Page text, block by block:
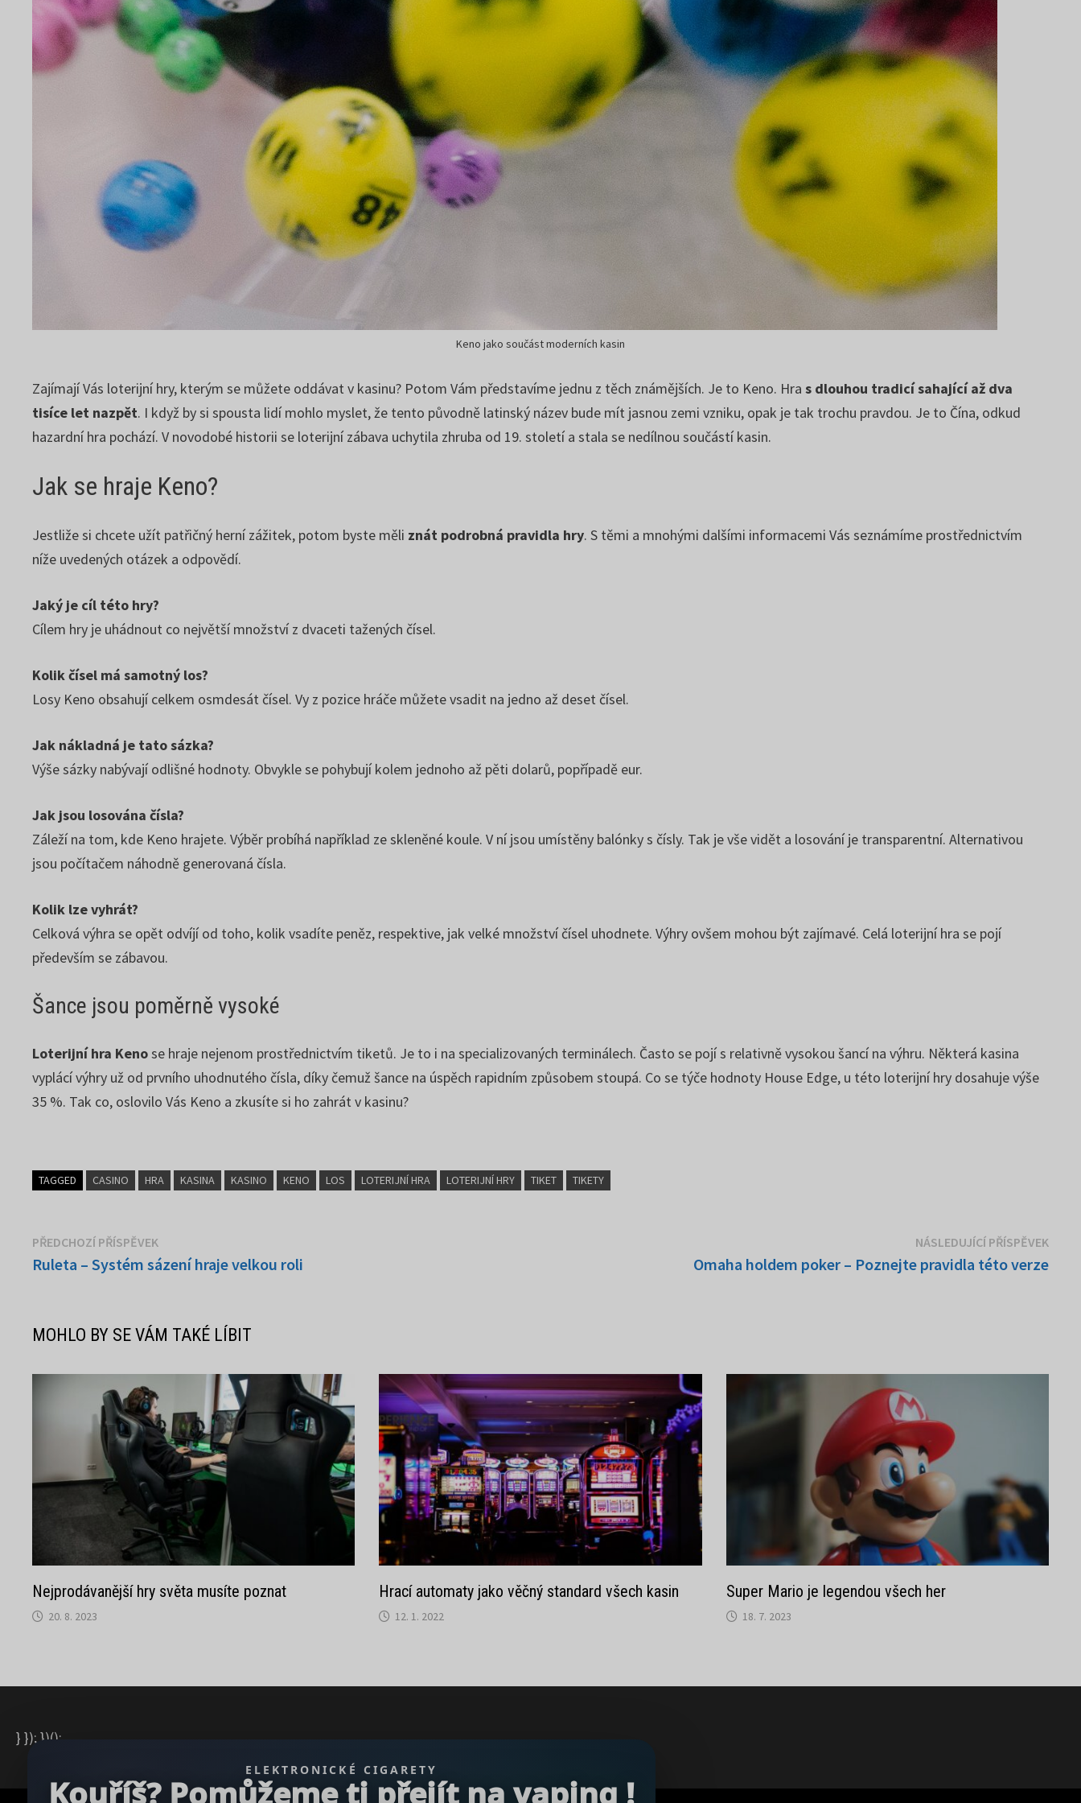
Keno jako součást moderních kasin
Zajímají Vás loterijní hry, kterým se můžete oddávat v kasinu? Potom Vám představíme jednu z těch známějších. Je to Keno. Hras dlouhou tradicí sahající až dva
tisíce let nazpět. I když by si spousta lidí mohlo myslet, že tento původně latinský název bude mít jasnou zemi vzniku, opak je tak trochu pravdou. Je to Čína, odkud
hazardní hra pochází. V novodobé historii se loterijní zábava uchytila zhruba od 19. století a stala se nedílnou součástí kasin.
Jak se hraje Keno?
Jestliže si chcete užít patřičný herní zážitek, potom byste měli znát podrobná pravidla hry. S těmi a mnohými dalšími informacemi Vás seznámíme prostřednictvím
níže uvedených otázek a odpovědí.
Jaký je cíl této hry?
Cílem hry je uhádnout co největší množství z dvaceti tažených čísel.
Kolik čísel má samotný los?
Losy Keno obsahují celkem osmdesát čísel. Vy z pozice hráče můžete vsadit na jedno až deset čísel.
Jak nákladná je tato sázka?
Výše sázky nabývají odlišné hodnoty. Obvykle se pohybují kolem jednoho až pěti dolarů, popřípadě eur.
Jak jsou losována čísla?
Záleží na tom, kde Keno hrajete. Výběr probíhá například ze skleněné koule. V ní jsou umístěny balónky s čísly. Tak je vše vidět a losování je transparentní. Alternativou
jsou počítačem náhodně generovaná čísla.
Kolik lze vyhrát?
Celková výhra se opět odvíjí od toho, kolik vsadíte peněz, respektive, jak velké množství čísel uhodnete. Výhry ovšem mohou být zajímavé. Celá loterijní hra se pojí
především se zábavou.
Šance jsou poměrně vysoké
Loterijní hra Kenose hraje nejenom prostřednictvím tiketů. Je to i na specializovaných terminálech. Často se pojí s relativně vysokou šancí na výhru. Některá kasina
vyplácí výhry už od prvního uhodnutého čísla, díky čemuž šance na úspěch rapidním způsobem stoupá. Co se týče hodnoty House Edge, u této loterijní hry dosahuje výše
35 %. Tak co, oslovilo Vás Keno a zkusíte si ho zahrát v kasinu?
TAGGED CASINO HRA KASINA KASINO KENO LOS LOTERIJNÍ HRA LOTERIJNÍ HRY TIKET TIKETY
Navigace
pro
PŘEDCHOZÍ PŘÍSPĚVEK
příspěvek:
Ruleta – Systém sázení hraje velkou roli
NÁSLEDUJÍCÍ PŘÍSPĚVEK
Omaha holdem poker – Poznejte pravidla této verze
MOHLO BY SE VÁM TAKÉ LÍBIT
Nejprodávanější hry světa musíte poznat
20. 8. 2023
Hrací automaty jako věčný standard všech kasin
12. 1. 2022
Super Mario je legendou všech her
18. 7. 2023
ELEKTRONICKÉ CIGARETY
Kouříš? Pomůžeme ti přejít na vaping !
} }); })();